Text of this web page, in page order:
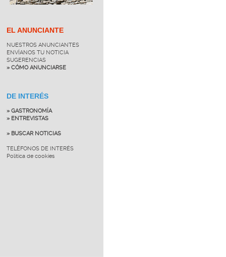
EL ANUNCIANTE
NUESTROS ANUNCIANTES
ENVÍANOS TU NOTICIA
SUGERENCIAS
» CÓMO ANUNCIARSE
DE INTERÉS
» GASTRONOMÍA
» ENTREVISTAS
» BUSCAR NOTICIAS
TELÉFONOS DE INTERÉS
Política de cookies